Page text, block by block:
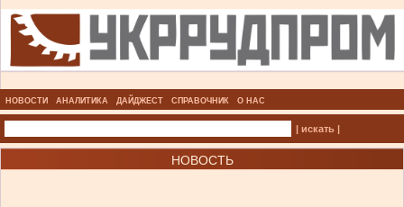
НОВОСТИ АНАЛИТИКА ДАЙДЖЕСТ СПРАВОЧНИК О НАС
| искать |
НОВОСТЬ